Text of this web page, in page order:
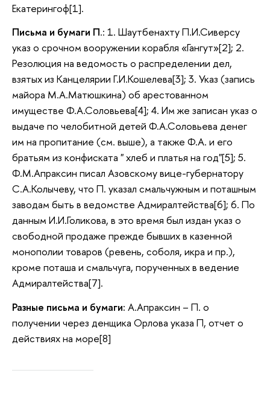
Екатерингоф[1].
Письма и бумаги П.: 1. Шаутбенахту П.И.Сиверсу
указ о срочном вооружении корабля «Гангут»[2]; 2.
Резолюция на ведомость о распределении дел,
взятых из Канцелярии Г.И.Кошелева[3]; 3. Указ (запись
майора М.А.Матюшкина) об арестованном
имуществе Ф.А.Соловьева[4]; 4. Им же записан указ о
выдаче по челобитной детей Ф.А.Соловьева денег
им на пропитание (см. выше), а также Ф.А. и его
братьям из конфиската " хлеб и платья на год"[5]; 5.
Ф.М.Апраксин писал Азовскому вице-губернатору
С.А.Колычеву, что П. указал смальчужным и поташным
заводам быть в ведомстве Адмиралтейства[6]; 6. По
данным И.И.Голикова, в это время был издан указ о
свободной продаже прежде бывших в казенной
монополии товаров (ревень, соболя, икра и пр.),
кроме поташа и смальчуга, порученных в ведение
Адмиралтейства[7].
Разные письма и бумаги: А.Апраксин – П. о
получении через денщика Орлова указа П, отчет о
действиях на море[8]